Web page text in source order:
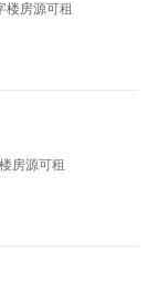
楼房源可租
房源可租